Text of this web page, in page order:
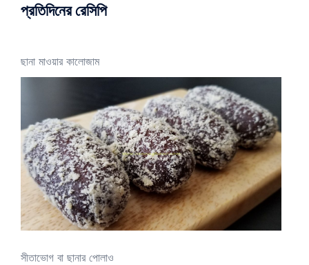
প্রতিদিনের রেসিপি
ছানা মাওয়ার কালোজাম
সীতাভোগ বা ছানার পোলাও